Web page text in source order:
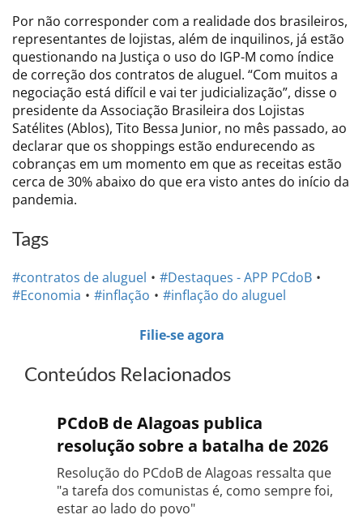
Por não corresponder com a realidade dos brasileiros,
representantes de lojistas, além de inquilinos, já estão
questionando na Justiça o uso do IGP-M como índice
de correção dos contratos de aluguel. “Com muitos a
negociação está difícil e vai ter judicialização”, disse o
presidente da Associação Brasileira dos Lojistas
Satélites (Ablos), Tito Bessa Junior, no mês passado, ao
declarar que os shoppings estão endurecendo as
cobranças em um momento em que as receitas estão
cerca de 30% abaixo do que era visto antes do início da
pandemia.
Tags
#contratos de aluguel
#Destaques - APP PCdoB
#Economia
#inflação #inflação do aluguel
Filie-se agora
Conteúdos Relacionados
PCdoB de Alagoas publica
resolução sobre a batalha de 2026
Resolução do PCdoB de Alagoas ressalta que
"a tarefa dos comunistas é, como sempre foi,
estar ao lado do povo"